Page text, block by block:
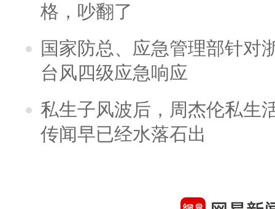
格，吵翻了
国家防总、应急管理部针对
台风四级应急响应
私生子风波后，周杰伦私生
传闻早已经水落石出